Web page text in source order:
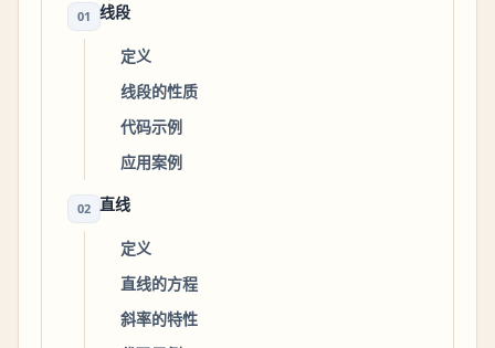
01 线段
定义
线段的性质
代码示例
应用案例
02 直线
定义
直线的方程
斜率的特性